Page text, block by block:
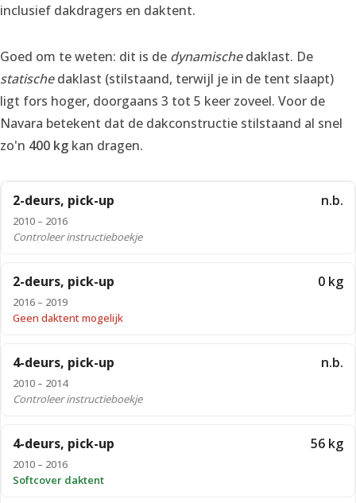
inclusief dakdragers en daktent.
Goed om te weten: dit is de dynamischedaklast. De
statischedaklast (stilstaand, terwijl je in de tent slaapt)
ligt fors hoger, doorgaans 3 tot 5 keer zoveel. Voor de
Navara betekent dat de dakconstructie stilstaand al snel
zo'n 400 kg kan dragen.
2-deurs, pick-up
2010 – 2016
n.b.
Controleer instructieboekje
2-deurs, pick-up
2016 – 2019
0 kg
Geen daktent mogelijk
4-deurs, pick-up
2010 – 2014
n.b.
Controleer instructieboekje
4-deurs, pick-up
2010 – 2016
56 kg
Softcover daktent